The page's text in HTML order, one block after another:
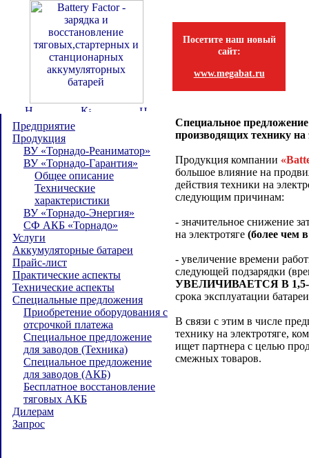
Посетите наш новый
сайт:
www.megabat.ru
Предприятие
Продукция
ВУ «Торнадо-Реаниматор»
ВУ «Торнадо-Гарантия»
Общее описание
Технические
характеристики
ВУ «Торнадо-Энергия»
СФ АКБ «Торнадо»
Услуги
Аккумуляторные батареи
Прайс-лист
Практические аспекты
Технические аспекты
Специальные предложения
Приобретение оборудования с
отсрочкой платежа
Специальное предложение
для заводов (Техника)
Специальное предложение
для заводов (АКБ)
Бесплатное восстановление
тяговых АКБ
Дилерам
Запрос
Специальное
производящих технику на
Продукция компании
большое влияние на
действия техники на
следующим причинам:
- значительное снижение
на электротяге (более чем
- увеличение времени
следующей подзарядки
УВЕЛИЧИВАЕТСЯ В 1,5-
срока эксплуатации
В связи с этим в числе
технику на электротяге,
ищет партнера с целью
смежных товаров.